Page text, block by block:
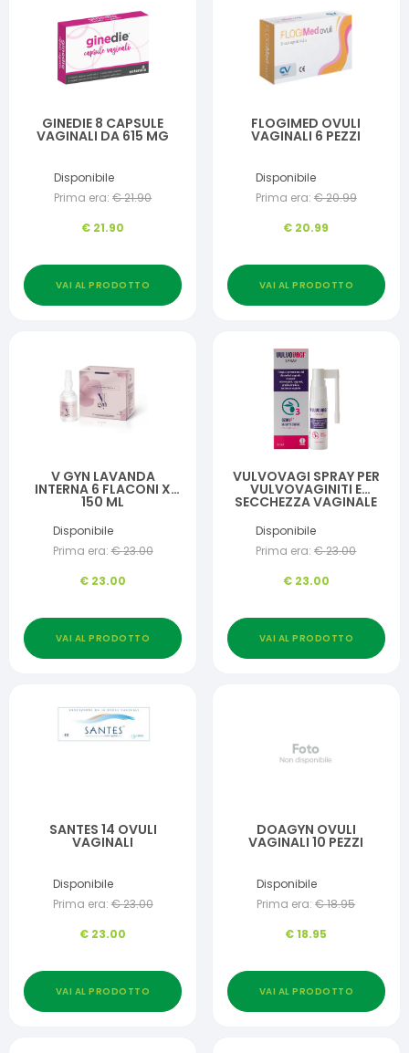
GINEDIE 8 CAPSULE
VAGINALI DA 615 MG
Disponibile
Prima era: €21.90
€ 21.90
VAI AL PRODOTTO
FLOGIMED OVULI
VAGINALI 6 PEZZI
Disponibile
Prima era: €20.99
€ 20.99
VAI AL PRODOTTO
V GYN LAVANDA
INTERNA 6 FLACONI X
150 ML
Disponibile
Prima era: €23.00
€ 23.00
VAI AL PRODOTTO
VULVOVAGI SPRAY PER
VULVOVAGINITI E
SECCHEZZA VAGINALE
Disponibile
Prima era: €23.00
€ 23.00
VAI AL PRODOTTO
SANTES 14 OVULI
VAGINALI
Disponibile
Prima era: €23.00
€ 23.00
VAI AL PRODOTTO
DOAGYN OVULI
VAGINALI 10 PEZZI
Disponibile
Prima era: €18.95
€18.95
VAI AL PRODOTTO